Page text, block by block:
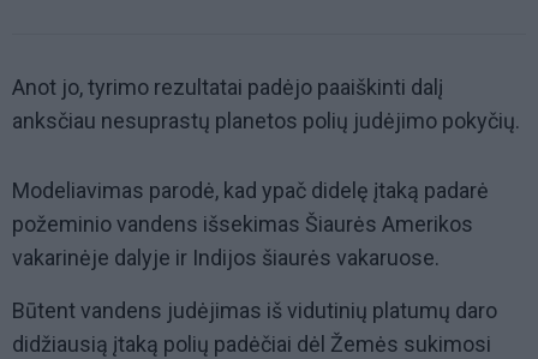
Anot jo, tyrimo rezultatai padėjo paaiškinti dalį
anksčiau nesuprastų planetos polių judėjimo pokyčių.
Modeliavimas parodė, kad ypač didelę įtaką padarė
požeminio vandens išsekimas Šiaurės Amerikos
vakarinėje dalyje ir Indijos šiaurės vakaruose.
Būtent vandens judėjimas iš vidutinių platumų daro
didžiausią įtaką polių padėčiai dėl Žemės sukimosi